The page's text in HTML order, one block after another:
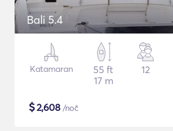
Bali 5.4
Katamaran
55 ft
17 m
12
$2,608 /noč